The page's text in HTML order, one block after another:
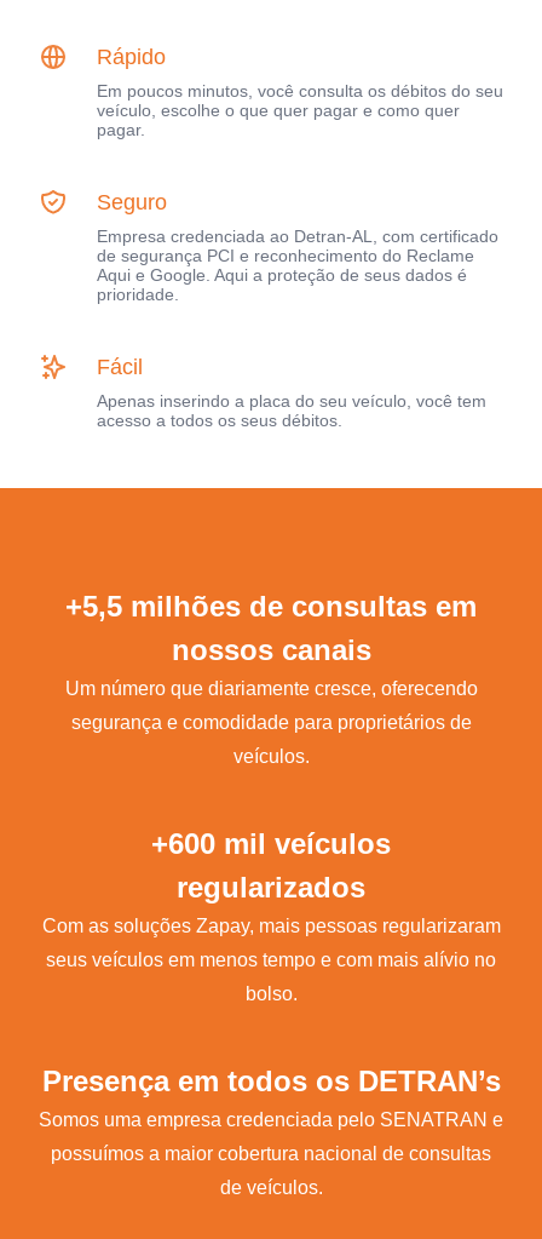
Rápido
Em poucos minutos, você consulta os débitos do seu
veículo, escolhe o que quer pagar e como quer
pagar.
Seguro
Empresa credenciada ao Detran-AL, com certificado
de segurança PCI e reconhecimento do Reclame
Aqui e Google. Aqui a proteção de seus dados é
prioridade.
Fácil
Apenas inserindo a placa do seu veículo, você tem
acesso a todos os seus débitos.
+5,5 milhões de consultas em
nossos canais
Um número que diariamente cresce, oferecendo
segurança e comodidade para proprietários de
veículos.
+600 mil veículos
regularizados
Com as soluções Zapay, mais pessoas regularizaram
seus veículos em menos tempo e com mais alívio no
bolso.
Presença em todos os DETRAN’s
Somos uma empresa credenciada pelo SENATRAN e
possuímos a maior cobertura nacional de consultas
de veículos.